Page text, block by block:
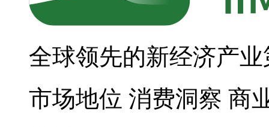
全球领先的新经济产
市场地位 消费洞察 商